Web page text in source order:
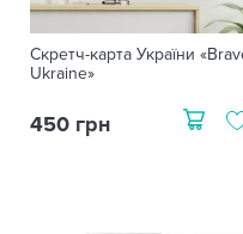
Скретч-карта України
Ukraine»
450 грн